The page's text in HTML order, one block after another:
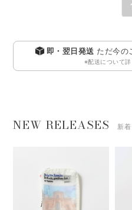
即・翌日発送 ただ今の
※配送について
NEW RELEASES 新